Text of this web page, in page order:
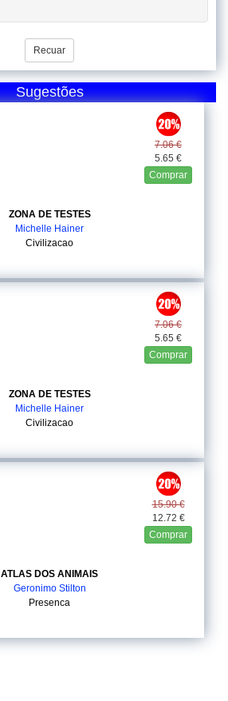
Recuar
Sugestões
7.06 €
5.65 €
Comprar
ZONA DE TESTES
Michelle Hainer
Civilizacao
7.06 €
5.65 €
Comprar
ZONA DE TESTES
Michelle Hainer
Civilizacao
15.90 €
12.72 €
Comprar
ATLAS DOS ANIMAIS
Geronimo Stilton
Presenca